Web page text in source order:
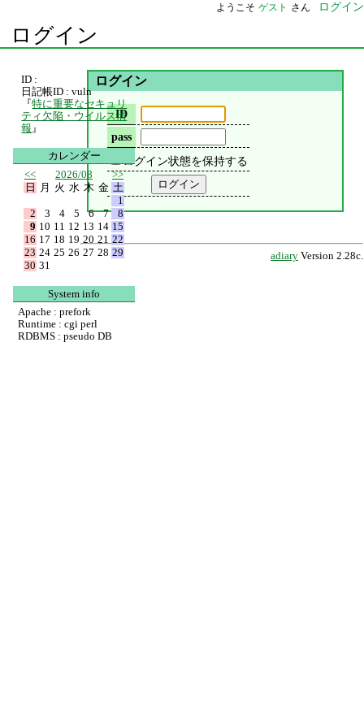
ようこそ ゲスト さん ログイン
ログイン
ログイン
ID
pass
ログイン状態を保持する
adiary Version 2.28c.
ID :
日記帳ID : vuln
『特に重要なセキュリ
ティ欠陥・ウイルス情
報 』
カレンダー
<<
2026/08
>>
日
月 火 水 木 金 土
1
2
3 4 5 6 7
8
9 10 11 12 13 14 15
16 17 18 19 20 21 22
23 24 25 26 27 28 29
30 31
System info
Apache : prefork
Runtime : cgi perl
RDBMS : pseudo DB